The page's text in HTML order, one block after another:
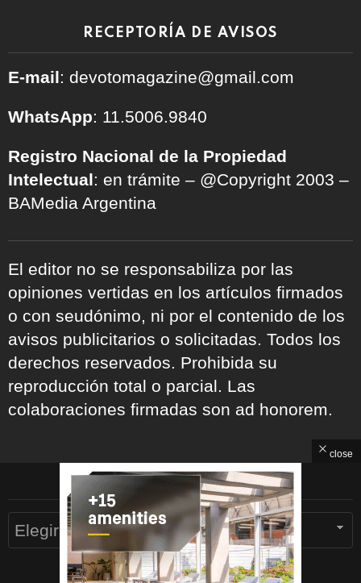
RECEPTORÍA DE AVISOS
E-mail: devotomagazine@gmail.com
WhatsApp: 11.5006.9840
Registro Nacional de la Propiedad
Intelectual: en trámite – @Copyright 2003 –
BAMedia Argentina
El editor no se responsabiliza por las
opiniones vertidas en los artículos firmados
o con seudónimo, ni por el contenido de los
avisos publicitarios o solicitadas. Todos los
derechos reservados. Prohibida su
reproducción total o parcial. Las
colaboraciones firmadas son ad honorem.
ARCHIVOS
Archivos
close